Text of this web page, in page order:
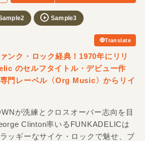
Sample3
Translate
ンク・ロック経典！1970年にリリ
のセルフタイトル・デビュー作
門レーベル〈Org Music〉からリイ
が洗練とクロスオーバー志向を目
Clinton率いるFUNKADELICは
ッギーなサイケ・ロックで魅せ、ブ